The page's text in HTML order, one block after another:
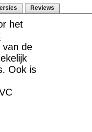
Reviews
het
van de
Ook is